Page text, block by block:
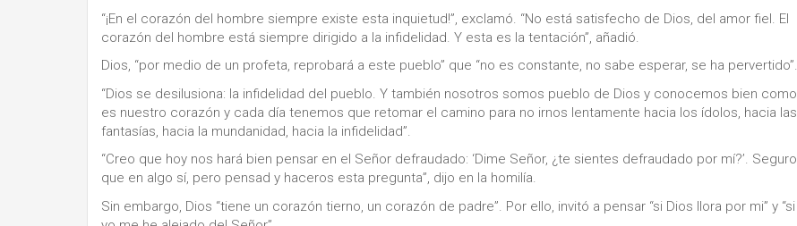
“¡En el corazón del hombre siempre existe esta inquietud!”, exclamó. “No está satisfecho de Dios, del amor fiel. El
corazón del hombre está siempre dirigido a la infidelidad. Y esta es la tentación”, añadió.
Dios, “por medio de un profeta, reprobará a este pueblo” que “no es constante, no sabe esperar, se ha pervertido”.
“Dios se desilusiona: la infidelidad del pueblo. Y también nosotros somos pueblo de Dios y conocemos bien como
es nuestro corazón y cada día tenemos que retomar el camino para no irnos lentamente hacia los ídolos, hacia las
fantasías, hacia la mundanidad, hacia la infidelidad”.
“Creo que hoy nos hará bien pensar en el Señor defraudado: ‘Dime Señor, ¿te sientes defraudado por mí?’. Seguro
que en algo sí, pero pensad y haceros esta pregunta”, dijo en la homilía.
Sin embargo, Dios “tiene un corazón tierno, un corazón de padre”. Por ello, invitó a pensar “si Dios llora por mi” y “si